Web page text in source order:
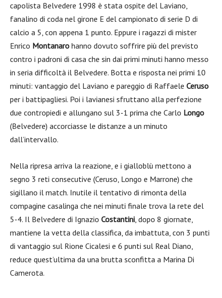
capolista Belvedere 1998 è stata ospite del Laviano,
fanalino di coda nel girone E del campionato di serie D di
calcio a 5, con appena 1 punto. Eppure i ragazzi di mister
Enrico Montanaro hanno dovuto soffrire più del previsto
contro i padroni di casa che sin dai primi minuti hanno messo
in seria difficoltà il Belvedere. Botta e risposta nei primi 10
minuti: vantaggio del Laviano e pareggio di Raffaele Ceruso
per i battipagliesi. Poi i lavianesi sfruttano alla perfezione
due contropiedi e allungano sul 3-1 prima che Carlo Longo
(Belvedere) accorciasse le distanze a un minuto
dall’intervallo.
Nella ripresa arriva la reazione, e i gialloblù mettono a
segno 3 reti consecutive (Ceruso, Longo e Marrone) che
sigillano il match. Inutile il tentativo di rimonta della
compagine casalinga che nei minuti finale trova la rete del
5-4. Il Belvedere di Ignazio Costantini, dopo 8 giornate,
mantiene la vetta della classifica, da imbattuta, con 3 punti
di vantaggio sul Rione Cicalesi e 6 punti sul Real Diano,
reduce quest’ultima da una brutta sconfitta a Marina Di
Camerota.